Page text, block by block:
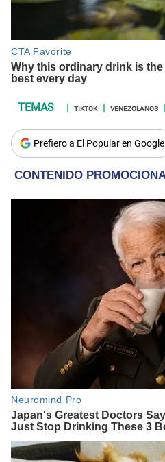
TIKTOK VENEZOLANOS
Prefiero a El Popular en Google